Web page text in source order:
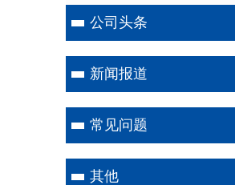
公司头条
新闻报道
常见问题
其他